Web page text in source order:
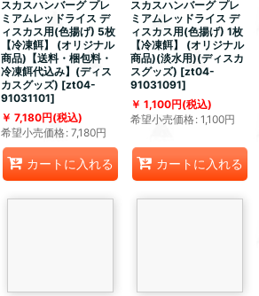
スカスハンバーグ プレ
ミアムレッドライス デ
ィスカス用(色揚げ) 5枚
【冷凍餌】 (オリジナル
商品)【送料・梱包料・
冷凍餌代込み】(ディス
カスグッズ) [zt04-
91031101]
7,180円(税込)
希望小売価格: 7,180円
カートに入れる
スカスハンバーグ プレ
ミアムレッドライス デ
ィスカス用(色揚げ) 1枚
【冷凍餌】 (オリジナル
商品)(淡水用)(ディスカ
スグッズ) [zt04-
91031091]
1,100円(税込)
希望小売価格: 1,100円
カートに入れる